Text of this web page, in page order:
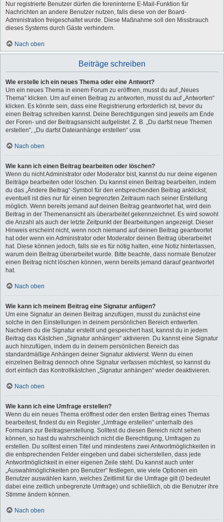
Nur registrierte Benutzer dürfen die foreninterne E-Mail-Funktion für
Nachrichten an andere Benutzer nutzen, falls diese von der Board-
Administration freigeschaltet wurde. Diese Maßnahme soll den Missbrauch
dieses Systems durch Gäste verhindern.
Nach oben
Beiträge schreiben
Wie erstelle ich ein neues Thema oder eine Antwort?
Um ein neues Thema in einem Forum zu eröffnen, musst du auf „Neues
Thema“ klicken. Um auf einen Beitrag zu antworten, musst du auf „Antworten“
klicken. Es könnte sein, dass eine Registrierung erforderlich ist, bevor du
einen Beitrag schreiben kannst. Deine Berechtigungen sind jeweils am Ende
der Foren- und der Beitragsansicht aufgelistet. Z. B. „Du darfst neue Themen
erstellen“, „Du darfst Dateianhänge erstellen“ usw.
Nach oben
Wie kann ich einen Beitrag bearbeiten oder löschen?
Wenn du nicht Administrator oder Moderator bist, kannst du nur deine eigenen
Beiträge bearbeiten oder löschen. Du kannst einen Beitrag bearbeiten, indem
du das „Ändere Beitrag“-Symbol für den entsprechenden Beitrag anklickst;
eventuell ist dies nur für einen begrenzten Zeitraum nach seiner Erstellung
möglich. Wenn bereits jemand auf deinen Beitrag geantwortet hat, wird dein
Beitrag in der Themenansicht als überarbeitet gekennzeichnet. Es wird sowohl
die Anzahl als auch der letzte Zeitpunkt der Bearbeitungen angezeigt. Dieser
Hinweis erscheint nicht, wenn noch niemand auf deinen Beitrag geantwortet
hat oder wenn ein Administrator oder Moderator deinen Beitrag überarbeitet
hat. Diese können jedoch, falls sie es für nötig halten, eine Notiz hinterlassen,
warum dein Beitrag überarbeitet wurde. Bitte beachte, dass normale Benutzer
einen Beitrag nicht löschen können, wenn bereits jemand darauf geantwortet
hat.
Nach oben
Wie kann ich meinem Beitrag eine Signatur anfügen?
Um eine Signatur an deinen Beitrag anzufügen, musst du zunächst eine
solche in den Einstellungen in deinem persönlichen Bereich entwerfen.
Nachdem du die Signatur erstellt und gespeichert hast, kannst du in jedem
Beitrag das Kästchen „Signatur anhängen“ aktivieren. Du kannst eine Signatur
auch hinzufügen, indem du in deinem persönlichen Bereich das
standardmäßige Anhängen deiner Signatur aktivierst. Wenn du einen
einzelnen Beitrag dennoch ohne Signatur verfassen möchtest, so kannst du
dort einfach das Kontrollkästchen „Signatur anhängen“ wieder deaktivieren.
Nach oben
Wie kann ich eine Umfrage erstellen?
Wenn du ein neues Thema eröffnest oder den ersten Beitrag eines Themas
bearbeitest, findest du ein Register „Umfrage erstellen“ unterhalb des
Formulars zur Beitragserstellung. Solltest du diesen Bereich nicht sehen
können, so hast du wahrscheinlich nicht die Berechtigung, Umfragen zu
erstellen. Du solltest einen Titel und mindestens zwei Antwortmöglichkeiten in
die entsprechenden Felder eingeben und dabei sicherstellen, dass jede
Antwortmöglichkeit in einer eigenen Zeile steht. Du kannst auch unter
„Auswahlmöglichkeiten pro Benutzer“ festlegen, wie viele Optionen ein
Benutzer auswählen kann, welches Zeitlimit für die Umfrage gilt (0 bedeutet
dabei eine zeitlich unbegrenzte Umfrage) und schließlich, ob die Benutzer ihre
Stimme ändern können.
Nach oben